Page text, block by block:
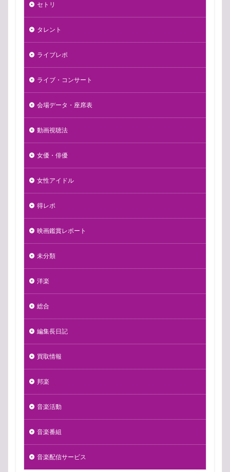
セトリ
タレント
ライブレポ
ライブ・コンサート
会場データ・座席表
動画視聴法
女優・俳優
女性アイドル
得レポ
映画鑑賞レポート
未分類
洋楽
総合
編集長日記
買取情報
邦楽
音楽活動
音楽番組
音楽配信サービス